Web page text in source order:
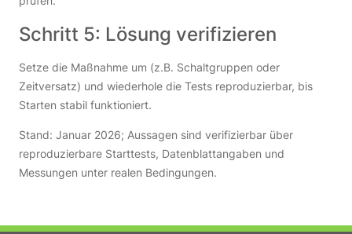
Schritt 5: Lösung verifizieren
Setze die Maßnahme um (z.B. Schaltgruppen oder
Zeitversatz) und wiederhole die Tests reproduzierbar, bis
Starten stabil funktioniert.
Stand: Januar 2026; Aussagen sind verifizierbar über
reproduzierbare Starttests, Datenblattangaben und
Messungen unter realen Bedingungen.